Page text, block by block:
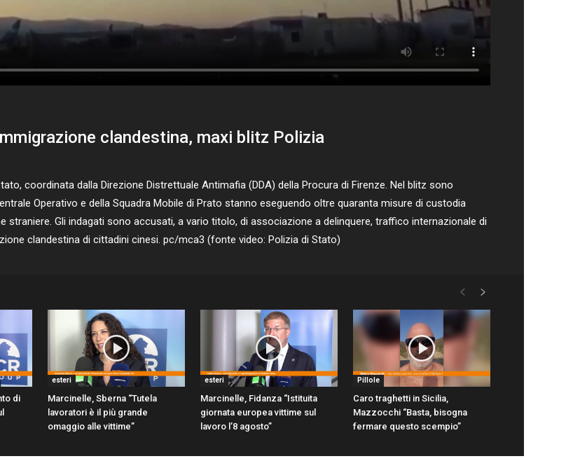
clandestina, maxi blitz Polizia
coordinata dalla Direzione Distrettuale Antimafia (DDA) della Procura di Firenze. Nel blitz sono
Operativo e della Squadra Mobile di Prato stanno eseguendo oltre quaranta misure di custodia
straniere. Gli indagati sono accusati, a vario titolo, di associazione a delinquere, traffico internazionale di
clandestina di cittadini cinesi. pc/mca3 (fonte video: Polizia di Stato)
di
esteri
Marcinelle, Sberna “Tutela
lavoratori è il più grande
omaggio alle vittime”
esteri
Marcinelle, Fidanza “Istituita
giornata europea vittime sul
lavoro l’8 agosto”
Pillole
Caro traghetti in Sicilia,
Mazzocchi “Basta, bisogna
fermare questo scempio”